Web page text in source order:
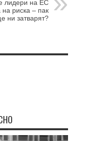
лидери на ЕС
на риска – пак
ни затварят?